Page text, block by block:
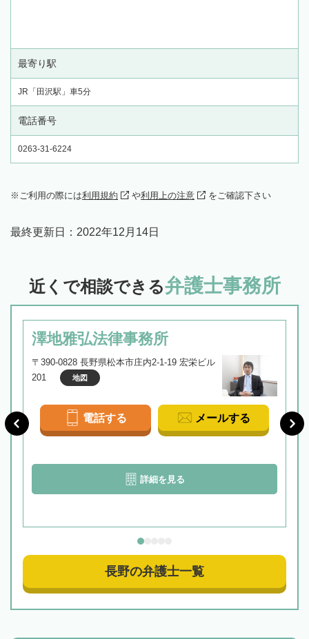
最寄り駅
JR「田沢駅」車5分
電話番号
0263-31-6224
ご利用の際には利用規約 や利用上の注意 をご確認下さい
最終更新日： 2022年12月14日
近くで相談できる弁護士事務所
澤地雅弘法律事務所
〒390-0828 長野県松本市庄内2-1-19 宏栄ビル
201
地図
電話する メールする
詳細を見る
長野の弁護士一覧